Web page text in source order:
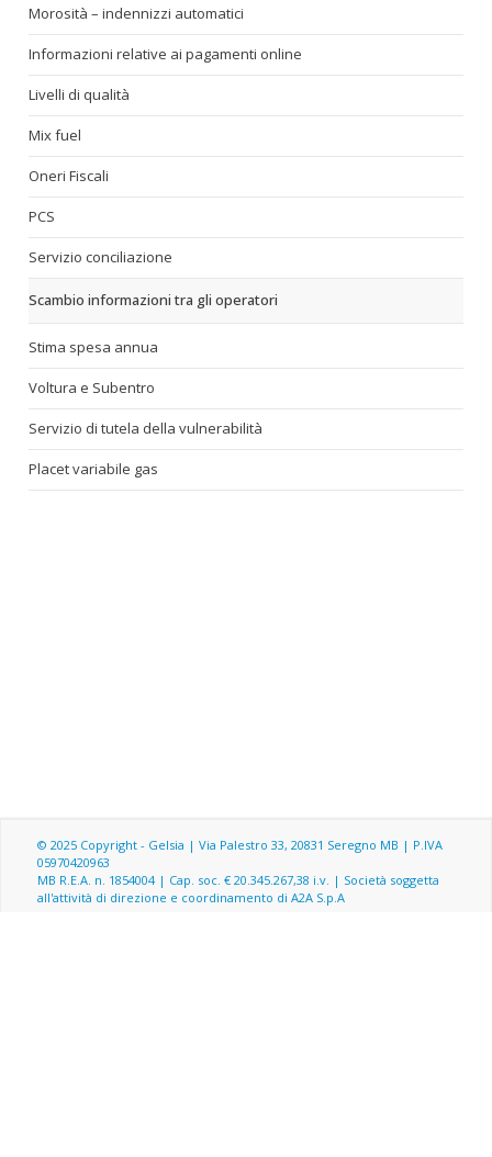
Morosità – indennizzi automatici
Informazioni relative ai pagamenti online
Livelli di qualità
Mix fuel
Oneri Fiscali
PCS
Servizio conciliazione
Scambio informazioni tra gli operatori
Stima spesa annua
Voltura e Subentro
Servizio di tutela della vulnerabilità
Placet variabile gas
© 2025 Copyright - Gelsia | Via Palestro 33, 20831 Seregno MB | P.IVA
05970420963
MB R.E.A. n. 1854004 | Cap. soc. € 20.345.267,38 i.v. | Società soggetta
all'attività di direzione e coordinamento di A2A S.p.A